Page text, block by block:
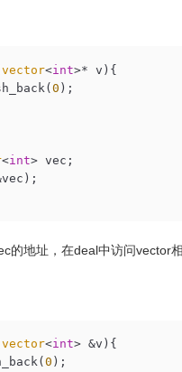
vector<int>* v) {
0 );
<int> vec;
的地址，在deal中访问vector
vector<int> &v) {
0 );